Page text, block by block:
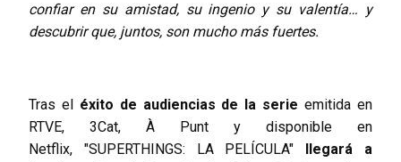
confiar en su amistad, su ingenio y su valentía… y
descubrir que, juntos, son mucho más fuertes.
Tras el éxito de audiencias de la serie emitida en
RTVE, 3Cat, À Punt y disponible en
Netflix, "SUPERTHINGS: LA PELÍCULA" llegará a